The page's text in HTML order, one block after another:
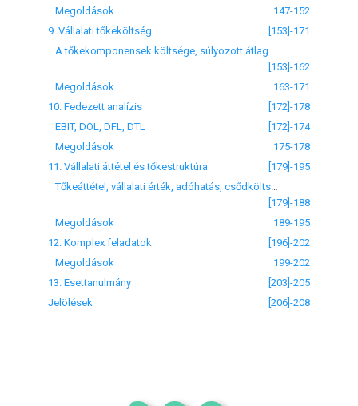
Megoldások
147-152
9. Vállalati tőkeköltség
[153]-171
[153]-162
Megoldások
163-171
10. Fedezett analízis
[172]-178
EBIT, DOL, DFL, DTL
[172]-174
Megoldások
175-178
11. Vállalati áttétel és tőkestruktúra
[179]-195
[179]-188
Megoldások
189-195
12. Komplex feladatok
[196]-202
Megoldások
199-202
13. Esettanulmány
[203]-205
Jelölések
[206]-208